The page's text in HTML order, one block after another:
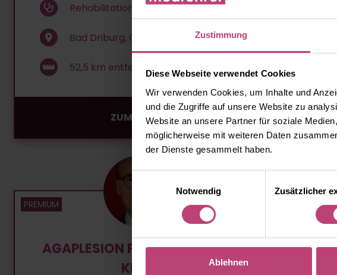
Zustimmung
Diese Webseite verwendet Cookies
Wir verwenden Cookies, um Inhalte und
und die Zugriffe auf unsere Website zu
Website an unsere Partner für soziale
möglicherweise mit weiteren Daten
der Dienste gesammelt haben.
Einwilligungsauswahl
Notwendig
Zusätzlicher
Ablehnen
Rehabilitationswesen
Bad Driburg, Georg-Nave-Straße 28
52,5 km entfernt
ZUM PROFIL
AGAPLESION Pneumologische
Klinik